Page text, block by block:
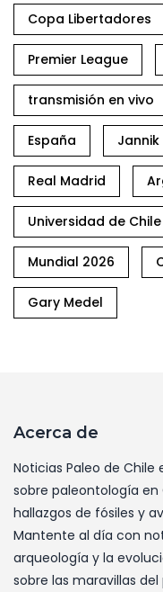
Copa Libertadores
Premier League
transmisión en vivo
España Jannik
Real Madrid
Universidad de Chile
Mundial 2026
Gary Medel
Acerca de
Noticias Paleo de
sobre paleontología en
hallazgos de fósiles y
Mantente al día con
arqueología y la
sobre las maravillas